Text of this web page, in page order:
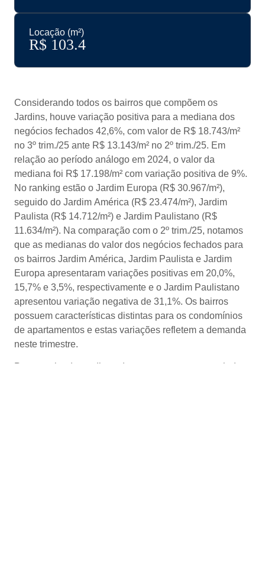
Locação (m²)
R$ 103.4
Considerando todos os bairros que compõem os
Jardins, houve variação positiva para a mediana dos
negócios fechados 42,6%, com valor de R$ 18.743/m²
no 3º trim./25 ante R$ 13.143/m² no 2º trim./25. Em
relação ao período análogo em 2024, o valor da
mediana foi R$ 17.198/m² com variação positiva de 9%.
No ranking estão o Jardim Europa (R$ 30.967/m²),
seguido do Jardim América (R$ 23.474/m²), Jardim
Paulista (R$ 14.712/m²) e Jardim Paulistano (R$
11.634/m²). Na comparação com o 2º trim./25, notamos
que as medianas do valor dos negócios fechados para
os bairros Jardim América, Jardim Paulista e Jardim
Europa apresentaram variações positivas em 20,0%,
15,7% e 3,5%, respectivamente e o Jardim Paulistano
apresentou variação negativa de 31,1%. Os bairros
possuem características distintas para os condomínios
de apartamentos e estas variações refletem a demanda
neste trimestre.
Para o valor da mediana dos apartamentos anunciados,